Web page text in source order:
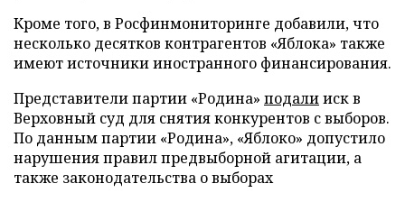
Кроме того, в Росфинмониторинге добавили, что
несколько десятков контрагентов «Яблока» также
имеют источники иностранного финансирования.
Представители партии «Родина» подалииск в
Верховный суд для снятия конкурентов с выборов.
По данным партии «Родина», «Яблоко» допустило
нарушения правил предвыборной агитации, а
также законодательства о выборах